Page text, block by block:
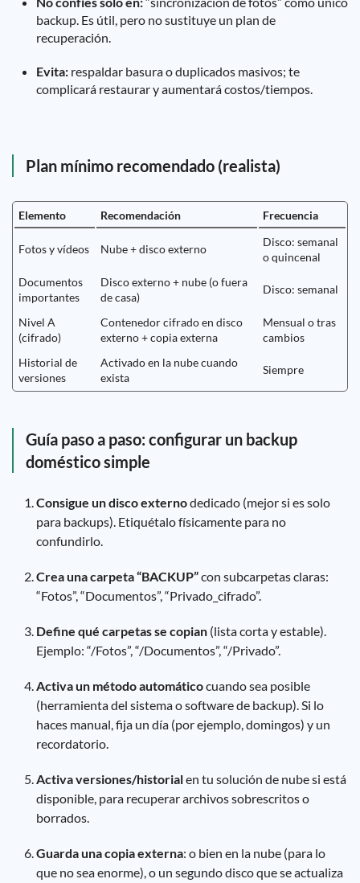
backup. Es útil, pero no sustituye un plan de
recuperación.
Evita: respaldar basura o duplicados masivos; te
complicará restaurar y aumentará costos/tiempos.
Plan mínimo recomendado (realista)
Elemento Recomendación Frecuencia
Fotos y vídeos Nube + disco externo
Disco: semanal
o quincenal
Documentos
importantes
Disco externo + nube (o fuera
de casa)
Disco: semanal
Nivel A
(cifrado)
Contenedor cifrado en disco
externo + copia externa
Mensual o tras
cambios
Historial de
versiones
Activado en la nube cuando
exista
Siempre
Guía paso a paso: configurar un backup
doméstico simple
Consigue un disco externodedicado (mejor si es solo
para backups). Etiquétalo físicamente para no
confundirlo.
Crea una carpeta “BACKUP”con subcarpetas claras:
“Fotos”, “Documentos”, “Privado_cifrado”.
Define qué carpetas se copian (lista corta y estable).
Ejemplo: “/Fotos”, “/Documentos”, “/Privado”.
Activa un método automáticocuando sea posible
(herramienta del sistema o software de backup). Si lo
haces manual, fija un día (por ejemplo, domingos) y un
recordatorio.
Activa versiones/historialen tu solución de nube si está
disponible, para recuperar archivos sobrescritos o
borrados.
Guarda una copia externa: o bien en la nube (para lo
que no sea enorme), o un segundo disco que se actualiza